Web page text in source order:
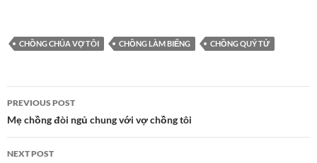
CHỒNG CHÚA VỢ TÔI CHỒNG LÀM BIẾNG CHỒNG QUÝ TỬ
Post
navigation
PREVIOUS POST
Mẹ chồng đòi ngủ chung với vợ chồng tôi
NEXT POST